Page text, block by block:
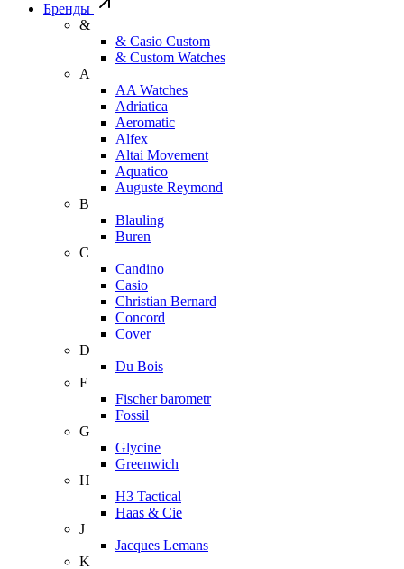
Бренды
&
& Casio Custom
& Custom Watches
A
AA Watches
Adriatica
Aeromatic
Alfex
Altai Movement
Aquatico
Auguste Reymond
B
Blauling
Buren
C
Candino
Casio
Christian Bernard
Concord
Cover
D
Du Bois
F
Fischer barometr
Fossil
G
Glycine
Greenwich
H
H3 Tactical
Haas & Cie
J
Jacques Lemans
K